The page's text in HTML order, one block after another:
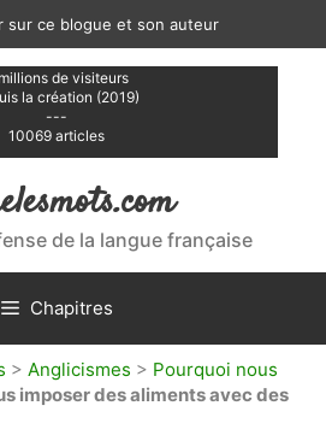
sur ce blogue et son auteur
de visiteurs
la création (2019)
---
10069 articles
de la langue française
Chapitres
> Anglicismes > Pourquoi nous
imposer des aliments avec des